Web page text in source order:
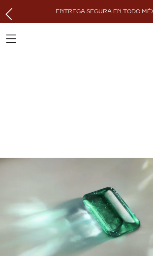
ENTREGA SEGURA EN TODO